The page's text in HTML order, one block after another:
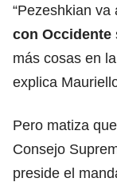
“Pezeshkian
con Occidente
más cosas en
explica
Pero matiza
Consejo
preside el